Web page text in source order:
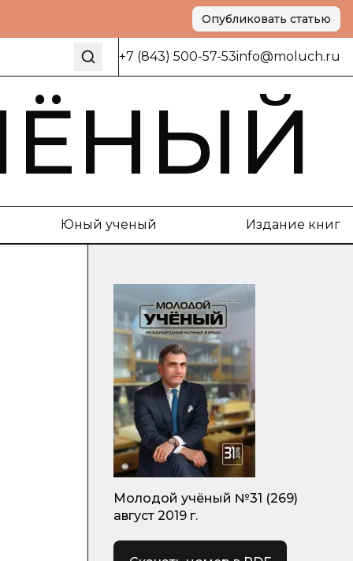
Опубликовать статью
+7 (843) 500-57-53info@moluch.ru
Юный ученый Издание книг
Молодой учёный №31 (269)
август 2019 г.